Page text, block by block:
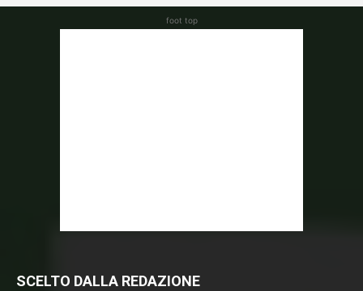
foot top
SCELTO DALLA REDAZIONE